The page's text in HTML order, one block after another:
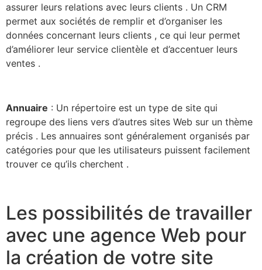
assurer leurs relations avec leurs clients . Un CRM
permet aux sociétés de remplir et d’organiser les
données concernant leurs clients , ce qui leur permet
d’améliorer leur service clientèle et d’accentuer leurs
ventes .
Annuaire : Un répertoire est un type de site qui
regroupe des liens vers d’autres sites Web sur un thème
précis . Les annuaires sont généralement organisés par
catégories pour que les utilisateurs puissent facilement
trouver ce qu’ils cherchent .
Les possibilités de travailler
avec une agence Web pour
la création de votre site